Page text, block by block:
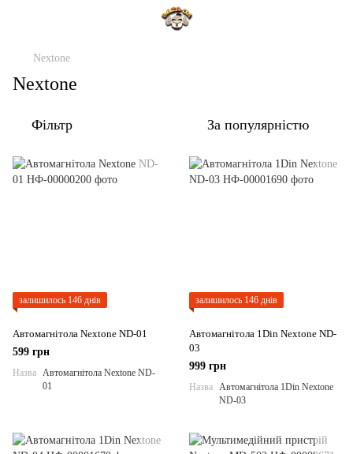
Nextone
Nextone
Фільтр За популярністю
залишилось 146 днів
Автомагнітола Nextone ND-01
599 грн
Назва Автомагнітола Nextone ND-
01
залишилось 146 днів
Автомагнітола 1Din Nextone ND-
03
999 грн
Назва Автомагнітола 1Din Nextone
ND-03